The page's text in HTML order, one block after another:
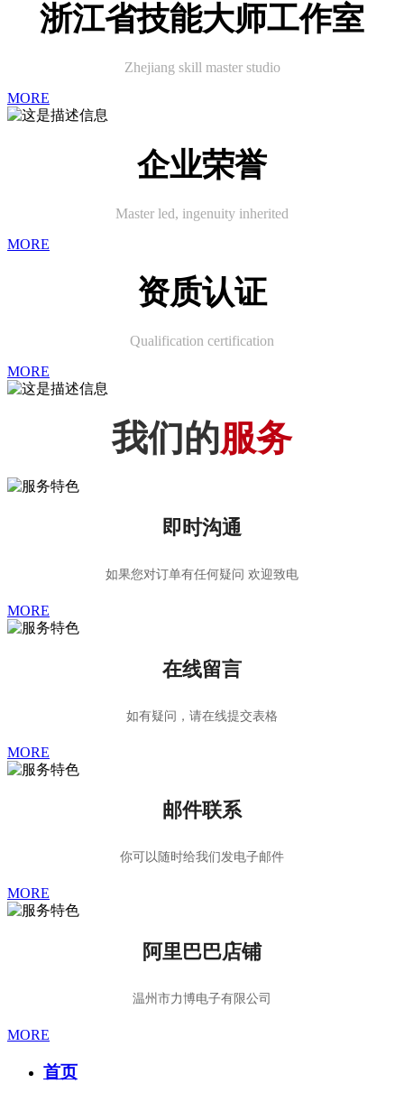
浙江省技能大师工作室
Zhejiang skill master studio
MORE
企业荣誉
Master led, ingenuity inherited
MORE
资质认证
Qualification certification
MORE
我们的服务
即时沟通
如果您对订单有任何疑问 欢迎致电
MORE
在线留言
如有疑问，请在线提交表格
MORE
邮件联系
你可以随时给我们发电子邮件
MORE
阿里巴巴店铺
温州市力博电子有限公司
MORE
首页